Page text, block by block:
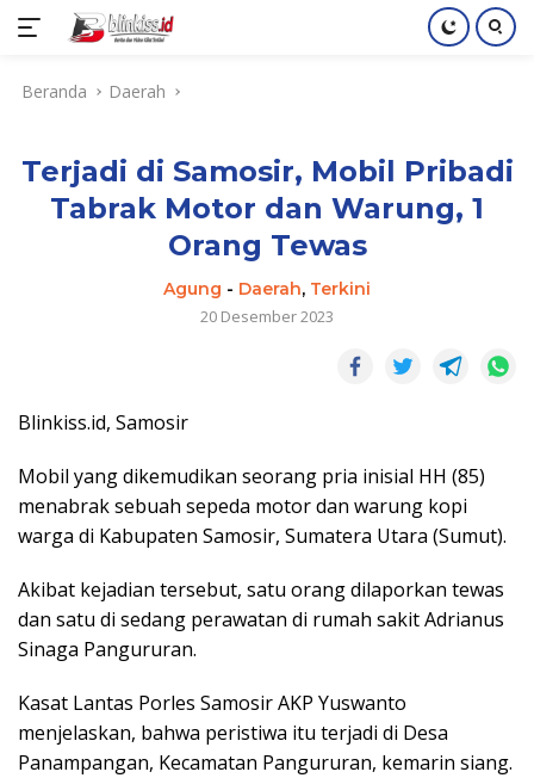
Beranda Daerah
Terjadi di Samosir, Mobil Pribadi
Tabrak Motor dan Warung, 1
Orang Tewas
Agung - Daerah, Terkini
20 Desember 2023
Blinkiss.id, Samosir
Mobil yang dikemudikan seorang pria inisial HH (85)
menabrak sebuah sepeda motor dan warung kopi
warga di Kabupaten Samosir, Sumatera Utara (Sumut).
Akibat kejadian tersebut, satu orang dilaporkan tewas
dan satu di sedang perawatan di rumah sakit Adrianus
Sinaga Pangururan.
Kasat Lantas Porles Samosir AKP Yuswanto
menjelaskan, bahwa peristiwa itu terjadi di Desa
Panampangan, Kecamatan Pangururan, kemarin siang.